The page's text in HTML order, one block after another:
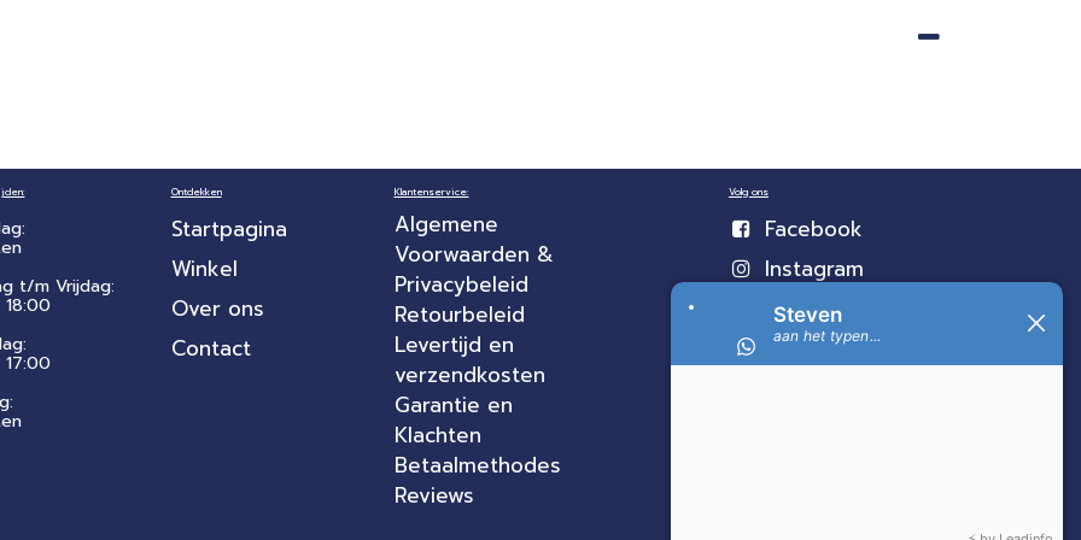
t/m Vrijdag:
Ontdekken
Startpagina
Winkel
Over ons
Contact
Klantenservice:
Algemene
Voorwaarden &
Privacybeleid
Retourbeleid
Levertijd en
verzendkosten
Garantie en
Klachten
Betaalmethodes
Reviews
Volg ons
Facebook
Instagram